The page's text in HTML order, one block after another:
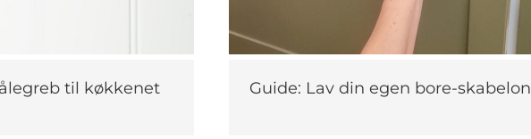
til køkkenet Guide: Lav din egen bore-skabelon